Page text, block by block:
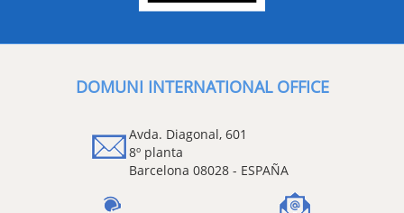
DOMUNI INTERNATIONAL OFFICE
Avda. Diagonal, 601
8º planta
Barcelona 08028 - ESPAÑA